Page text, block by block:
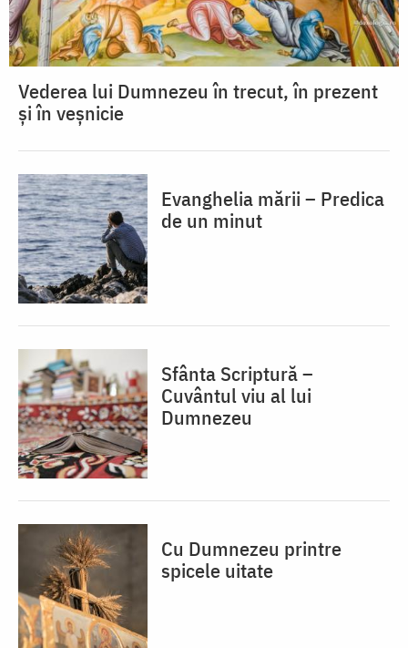
Vederea lui Dumnezeu în trecut, în prezent
și în veșnicie
Evanghelia mării – Predica
de un minut
Sfânta Scriptură –
Cuvântul viu al lui
Dumnezeu
Cu Dumnezeu printre
spicele uitate